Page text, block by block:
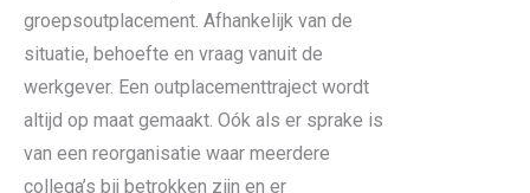
groepsoutplacement. Afhankelijk van de
situatie, behoefte en vraag vanuit de
werkgever. Een outplacementtraject wordt
altijd op maat gemaakt. Oók als er sprake is
van een reorganisatie waar meerdere
collega’s bij betrokken zijn en er